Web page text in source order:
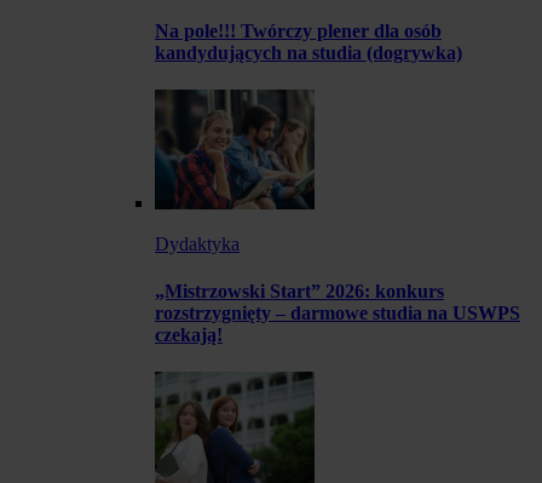
Na pole!!! Twórczy plener dla osób
kandydujących na studia (dogrywka)
Dydaktyka
„Mistrzowski Start” 2026: konkurs
rozstrzygnięty – darmowe studia na USWPS
czekają!